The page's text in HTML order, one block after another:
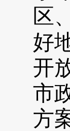
区
好
开
市
方